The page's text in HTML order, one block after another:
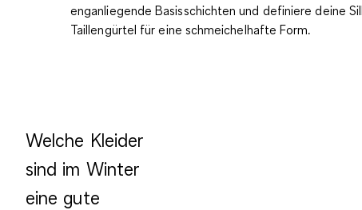
enganliegende Basisschichten und definiere deine
Taillengürtel für eine schmeichelhafte Form.
Welche Kleider
sind im Winter
eine gute